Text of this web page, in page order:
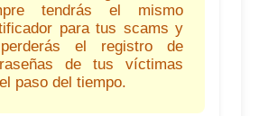
tendrás el mismo
para tus scams y
el registro de
de tus víctimas
paso del tiempo.